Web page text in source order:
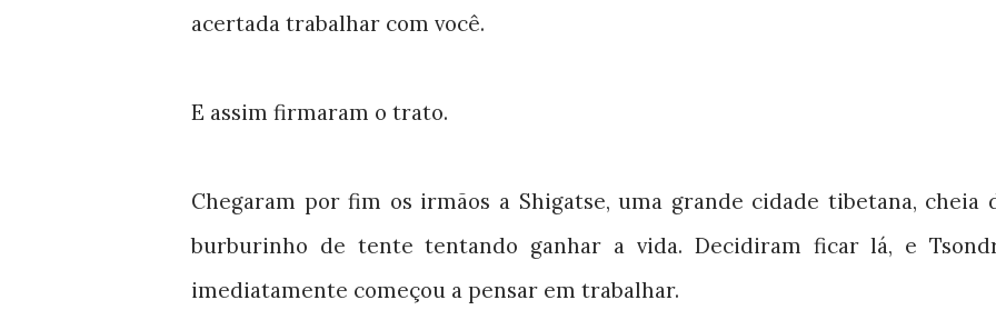
acertada trabalhar com você.
E assim firmaram o trato.
Chegaram por fim os irmãos a Shigatse, uma grande cidade tibetana, cheia
burburinho de tente tentando ganhar a vida. Decidiram ficar lá, e
imediatamente começou a pensar em trabalhar.